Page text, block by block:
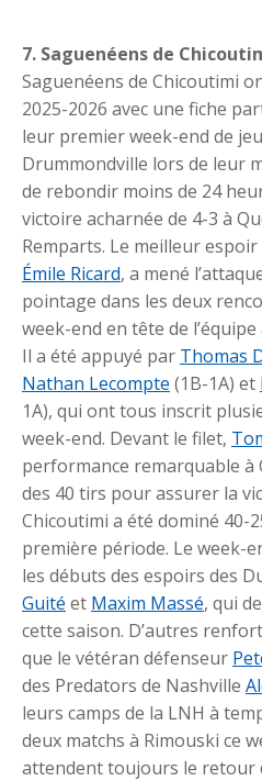
7. Saguenéens de
Saguenéens de Chicoutimi
2025-2026 avec une fiche
leur premier week-end de
Drummondville lors de leur
de rebondir moins de 24
victoire acharnée de 4-3 à
Remparts. Le meilleur
Émile Ricard, a mené
pointage dans les deux
week-end en tête de
Il a été appuyé par Thomas
Nathan Lecompte (1B-1A) et
1A), qui ont tous inscrit
week-end. Devant le filet,
performance remarquable à
des 40 tirs pour assurer la
Chicoutimi a été dominé 40-
première période. Le week-
les débuts des espoirs des
Guité et Maxim Massé, qui
cette saison. D’autres
que le vétéran défenseur
des Predators de Nashville
leurs camps de la LNH à
deux matchs à Rimouski ce
attendent toujours le retour